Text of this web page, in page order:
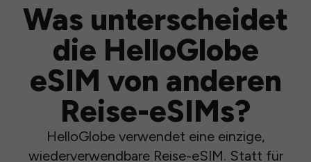
Was unterscheidet
die HelloGlobe
eSIM von anderen
Reise-eSIMs?
HelloGlobe verwendet eine einzige,
wiederverwendbare Reise-eSIM. Statt für